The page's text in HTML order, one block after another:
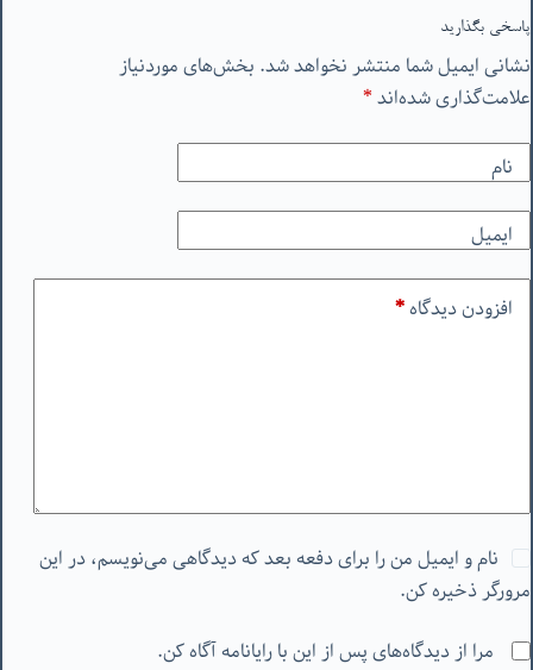
پاسخی بگذارید
نشانی ایمیل شما منتشر نخواهد شد. بخش‌های موردنیاز
علامت‌گذاری شده‌اند*
نام
ایمیل
افزودن دیدگاه*
نام و ایمیل من را برای دفعه بعد که دیدگاهی می‌نویسم، در این
مرورگر ذخیره کن.
مرا از دیدگاه‌های پس از این با رایانامه آگاه کن.